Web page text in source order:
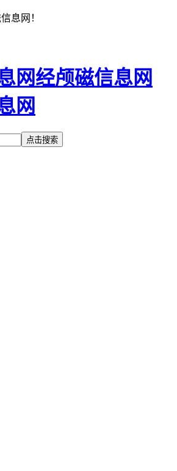
息网！
经颅磁信息网
点击搜索